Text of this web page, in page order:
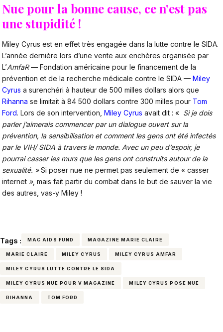
Nue pour la bonne cause, ce n’est pas
une stupidité !
Miley Cyrus est en effet très engagée dans la lutte contre le SIDA.
L’année dernière lors d’une vente aux enchères organisée par
L’AmfaR— Fondation américaine pour le financement de la
prévention et de la recherche médicale contre le SIDA — Miley
Cyrus a surenchéri à hauteur de 500 milles dollars alors que
Rihanna se limitait à 84 500 dollars contre 300 milles pour Tom
Ford. Lors de son intervention, Miley Cyrus avait dit : « Si je dois
parler j’aimerais commencer par un dialogue ouvert sur la
prévention, la sensibilisation et comment les gens ont été infectés
par le VIH/ SIDA à travers le monde. Avec un peu d’espoir, je
pourrai casser les murs que les gens ont construits autour de la
sexualité. »Si poser nue ne permet pas seulement de « casser
internet », mais fait partir du combat dans le but de sauver la vie
des autres, vas-y Miley !
Tags : MAC AIDS FUND MAGAZINE MARIE CLAIRE
MARIE CLAIRE MILEY CYRUS MILEY CYRUS AMFAR
MILEY CYRUS LUTTE CONTRE LE SIDA
MILEY CYRUS NUE POUR V MAGAZINE MILEY CYRUS POSE NUE
RIHANNA TOM FORD